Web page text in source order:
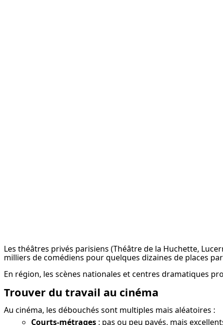
Les théâtres privés parisiens (Théâtre de la Huchette,
milliers de comédiens pour quelques dizaines de places
En région, les scènes nationales et centres dramatiques
Trouver du travail au cinéma
Au cinéma, les débouchés sont multiples mais aléatoires :
Courts-métrages : pas ou peu payés, mais